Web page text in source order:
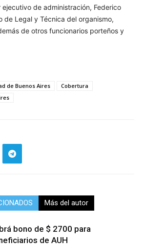
de administración, Federico
de Legal y Técnica del organismo,
de otros funcionarios porteños y
de Buenos Aires
Cobertura
Más del autor
bono de $ 2700 para
de AUH